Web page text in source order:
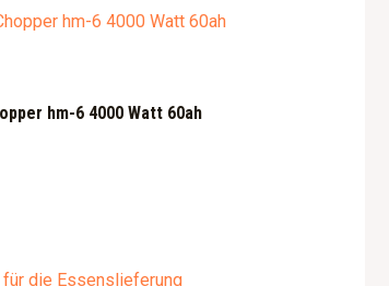
hm-6 4000 Watt 60ah